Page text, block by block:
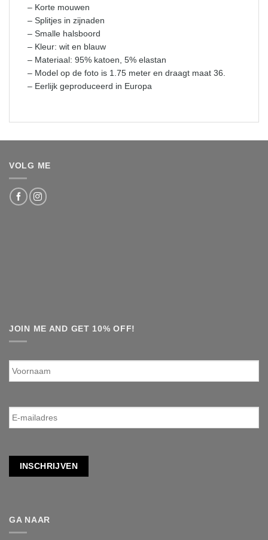
– Korte mouwen
– Splitjes in zijnaden
– Smalle halsboord
– Kleur: wit en blauw
– Materiaal: 95% katoen, 5% elastan
– Model op de foto is 1.75 meter en draagt maat 36.
– Eerlijk geproduceerd in Europa
VOLG ME
JOIN ME AND GET 10% OFF!
Voornaam
E-
mailadres *
INSCHRIJVEN
GA NAAR